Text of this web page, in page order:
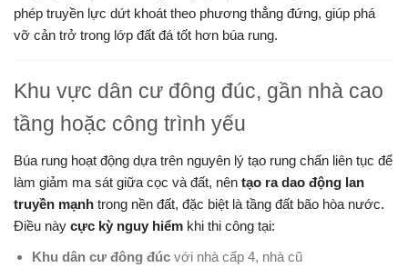
phép truyền lực dứt khoát theo phương thẳng đứng, giúp phá
vỡ cản trở trong lớp đất đá tốt hơn búa rung.
Khu vực dân cư đông đúc, gần nhà cao
tầng hoặc công trình yếu
Búa rung hoạt động dựa trên nguyên lý tạo rung chấn liên tục để
làm giảm ma sát giữa cọc và đất, nên tạo ra dao động lan
truyền mạnh trong nền đất, đặc biệt là tầng đất bão hòa nước.
Điều này cực kỳ nguy hiểm khi thi công tại:
Khu dân cư đông đúcvới nhà cấp 4, nhà cũ